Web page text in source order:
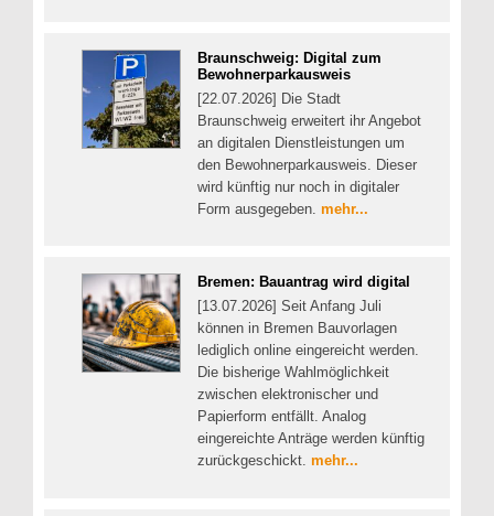
Braunschweig: Digital zum
Bewohnerparkausweis
[22.07.2026] Die Stadt
Braunschweig erweitert ihr Angebot
an digitalen Dienstleistungen um
den Bewohnerparkausweis. Dieser
wird künftig nur noch in digitaler
Form ausgegeben. mehr...
Bremen: Bauantrag wird digital
[13.07.2026] Seit Anfang Juli
können in Bremen Bauvorlagen
lediglich online eingereicht werden.
Die bisherige Wahlmöglichkeit
zwischen elektronischer und
Papierform entfällt. Analog
eingereichte Anträge werden künftig
zurückgeschickt. mehr...